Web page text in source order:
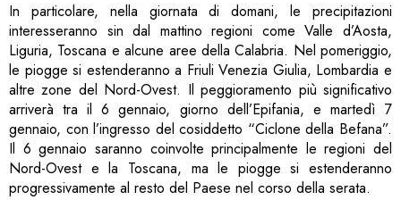
In particolare, nella giornata di domani, le precipitazioni
interesseranno sin dal mattino regioni come Valle d’Aosta,
Liguria, Toscana e alcune aree della Calabria. Nel pomeriggio,
le piogge si estenderanno a Friuli Venezia Giulia, Lombardia e
altre zone del Nord-Ovest. Il peggioramento più significativo
arriverà tra il 6 gennaio, giorno dell’Epifania, e martedì 7
gennaio, con l’ingresso del cosiddetto “Ciclone della Befana”.
Il 6 gennaio saranno coinvolte principalmente le regioni del
Nord-Ovest e la Toscana, ma le piogge si estenderanno
progressivamente al resto del Paese nel corso della serata.